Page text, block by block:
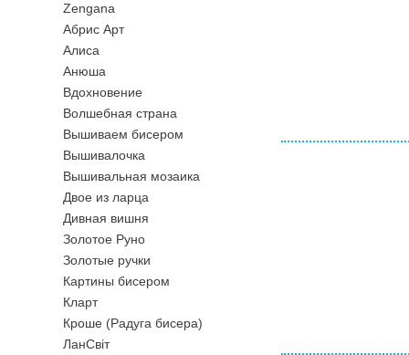
Zengana
Абрис Арт
Алиса
Анюша
Вдохновение
Волшебная страна
Вышиваем бисером
Вышивалочка
Вышивальная мозаика
Двое из ларца
Дивная вишня
Золотое Руно
Золотые ручки
Картины бисером
Кларт
Кроше (Радуга бисера)
ЛанСвiт